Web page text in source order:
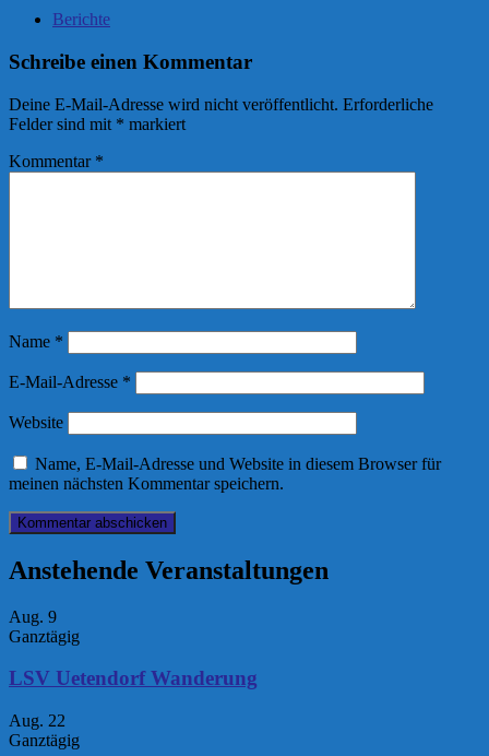
Berichte
Schreibe einen Kommentar
Deine E-Mail-Adresse wird nicht veröffentlicht. Erforderliche
Felder sind mit * markiert
Kommentar *
Name *
E-Mail-Adresse *
Website
Name, E-Mail-Adresse und Website in diesem Browser für
meinen nächsten Kommentar speichern.
Anstehende Veranstaltungen
Aug. 9
Ganztägig
LSV Uetendorf Wanderung
Aug. 22
Ganztägig